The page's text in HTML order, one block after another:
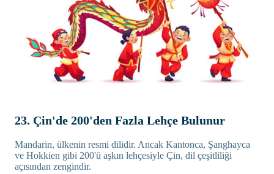
23. Çin'de 200'den Fazla Lehçe Bulunur
Mandarin, ülkenin resmi dilidir. Ancak Kantonca, Şanghayca
ve Hokkien gibi 200'ü aşkın lehçesiyle Çin, dil çeşitliliği
açısından zengindir.